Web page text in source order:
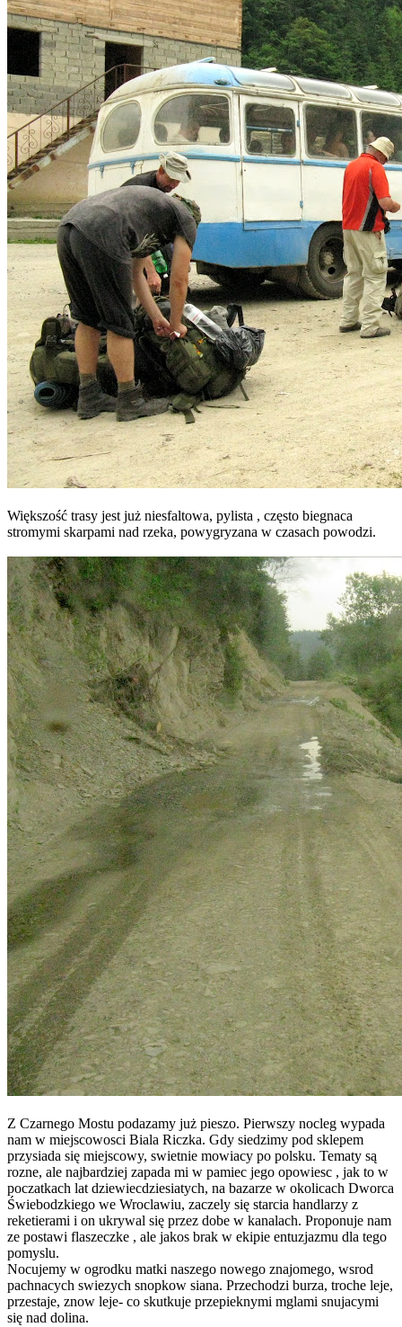
Większość trasy jest już niesfaltowa, pylista , często biegnaca
stromymi skarpami nad rzeka, powygryzana w czasach powodzi.
Z Czarnego Mostu podazamy już pieszo. Pierwszy nocleg wypada
nam w miejscowosci Biala Riczka. Gdy siedzimy pod sklepem
przysiada się miejscowy, swietnie mowiacy po polsku. Tematy są
rozne, ale najbardziej zapada mi w pamiec jego opowiesc , jak to w
poczatkach lat dziewiecdziesiatych, na bazarze w okolicach Dworca
Świebodzkiego we Wroclawiu, zaczely się starcia handlarzy z
reketierami i on ukrywal się przez dobe w kanalach. Proponuje nam
ze postawi flaszeczke , ale jakos brak w ekipie entuzjazmu dla tego
pomyslu.
Nocujemy w ogrodku matki naszego nowego znajomego, wsrod
pachnacych swiezych snopkow siana. Przechodzi burza, troche leje,
przestaje, znow leje- co skutkuje przepieknymi mglami snujacymi
się nad dolina.